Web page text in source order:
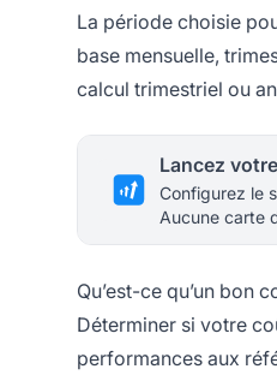
La période choisie
base mensuelle,
calcul trimestriel ou
Configurez le
Aucune carte
Qu’est-ce qu’un bon
Déterminer si votre
performances aux